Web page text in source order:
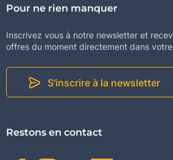
Pour ne rien manquer
Inscrivez vous à notre newsletter et
offres du moment directement dans
S'inscrire à la newsletter
Restons en contact